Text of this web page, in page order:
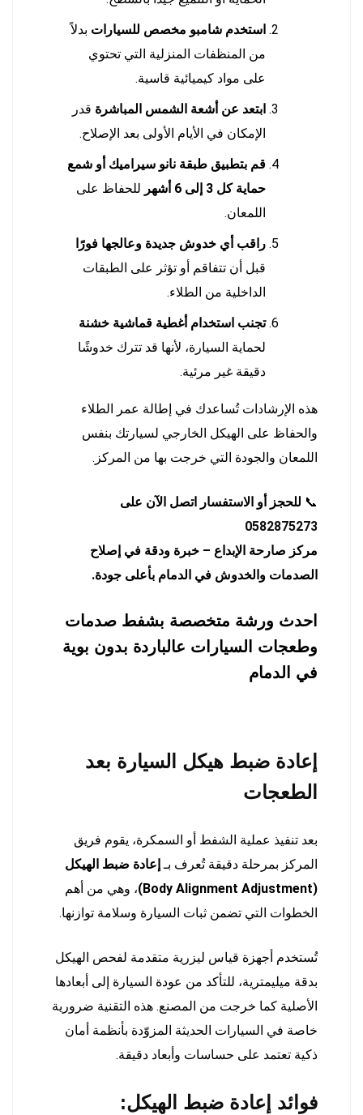
استخدم شامبو مخصص للسيارات بدلاً
من المنظفات المنزلية التي تحتوي
على مواد كيميائية قاسية.
ابتعد عن أشعة الشمس المباشرة قدر
الإمكان في الأيام الأولى بعد الإصلاح.
قم بتطبيق طبقة نانو سيراميك أو شمع
حماية كل 3 إلى 6 أشهر
للحفاظ على
اللمعان.
راقب أي خدوش جديدة وعالجها فورًا
قبل أن تتفاقم أو تؤثر على الطبقات
الداخلية من الطلاء.
تجنب استخدام أغطية قماشية خشنة
لحماية السيارة، لأنها قد تترك خدوشًا
دقيقة غير مرئية.
هذه الإرشادات تُساعدك في إطالة عمر الطلاء
والحفاظ على الهيكل الخارجي لسيارتك بنفس
اللمعان والجودة التي خرجت بها من المركز.
📞 للحجز أو الاستفسار اتصل الآن على
0582875273
مركز صارحة الإبداع – خبرة ودقة في إصلاح
الصدمات والخدوش في الدمام بأعلى جودة.
احدث ورشة متخصصة بشفط صدمات
وطعجات السيارات عالباردة بدون بوية
في الدمام
إعادة ضبط هيكل السيارة بعد
الطعجات
بعد تنفيذ عملية الشفط أو السمكرة، يقوم فريق
المركز بمرحلة دقيقة تُعرف بـإعادة ضبط الهيكل
(Body Alignment Adjustment)
، وهي من أهم
الخطوات التي تضمن ثبات السيارة وسلامة توازنها.
تُستخدم أجهزة قياس ليزرية متقدمة لفحص الهيكل
بدقة ميليمترية، للتأكد من عودة السيارة إلى أبعادها
الأصلية كما خرجت من المصنع. هذه التقنية ضرورية
خاصة في السيارات الحديثة المزوّدة بأنظمة أمان
ذكية تعتمد على حساسات وأبعاد دقيقة.
فوائد إعادة ضبط الهيكل: